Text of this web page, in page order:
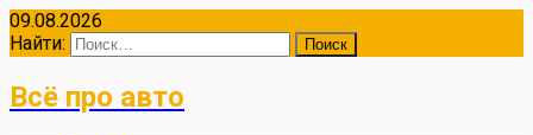
09.08.2026
Найти:
Всё про авто